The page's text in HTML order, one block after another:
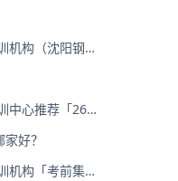
机构（沈阳钢琴
中心推荐「26
好？
机构「考前集训